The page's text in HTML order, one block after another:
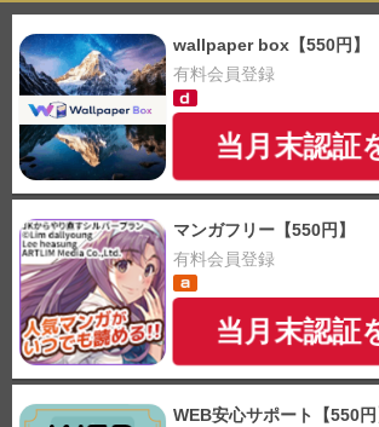
wallpaper box【550円】
有料会員登録
当月末認証
マンガフリー【550円】
有料会員登録
当月末認証
WEB安心サポート【550円